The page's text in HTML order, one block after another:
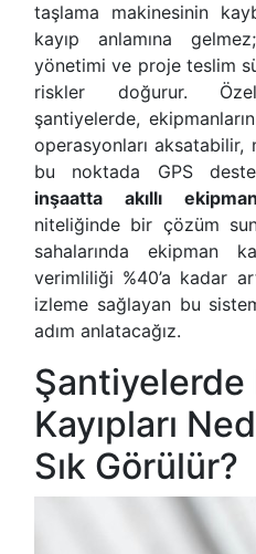
taşlama makinesinin
kayıp anlamına
yönetimi ve proje teslim
riskler doğurur.
şantiyelerde,
operasyonları aksatabilir,
bu noktada GPS
inşaatta akıllı
niteliğinde bir çözüm
sahalarında ekipman
verimliliği %40’a kadar
izleme sağlayan bu
adım anlatacağız.
Şantiyelerde
Kayıpları
Sık Görülür?